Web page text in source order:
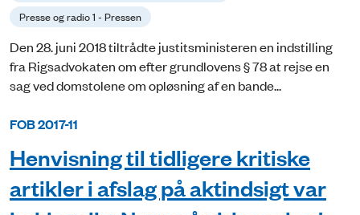
Presse og radio 1 - Pressen
Den 28. juni 2018 tiltrådte justitsministeren en indstilling
fra Rigsadvokaten om efter grundlovens § 78 at rejse en
sag ved domstolene om opløsning af en bande...
FOB 2017-11
Henvisning til tidligere kritiske
artikler i afslag på aktindsigt var